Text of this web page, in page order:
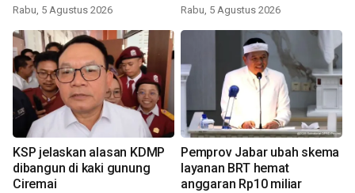
Rabu, 5 Agustus 2026 Rabu, 5 Agustus 2026
KSP jelaskan alasan KDMP
dibangun di kaki gunung
Ciremai
Pemprov Jabar ubah skema
layanan BRT hemat
anggaran Rp10 miliar